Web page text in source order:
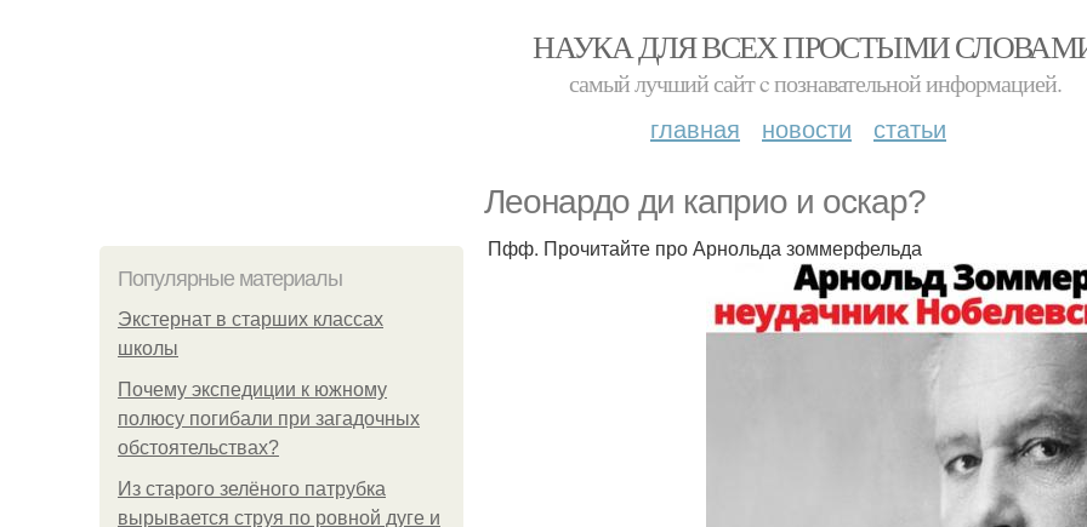
НАУКА ДЛЯ ВСЕХ ПРОСТЫМИ
самый лучший сайт c познавательной информацией.
главная новости статьи
Леонардо ди каприо и оскар?
Популярные материалы
Экстернат в старших классах
школы
Почему экспедиции к южному
полюсу погибали при загадочных
обстоятельствах?
Из старого зелёного патрубка
вырывается струя по ровной дуге и
Пфф. Прочитайте про Арнольда зоммерфельда